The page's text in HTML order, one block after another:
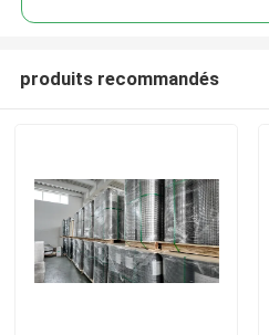
produits recommandés